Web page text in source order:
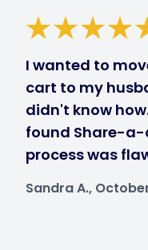
I wanted to
cart to my
didn't know
found Share-
process was
Sandra A.,